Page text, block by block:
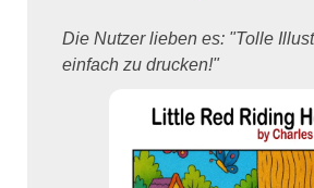
Die Nutzer lieben es: "Tolle
einfach zu drucken!"